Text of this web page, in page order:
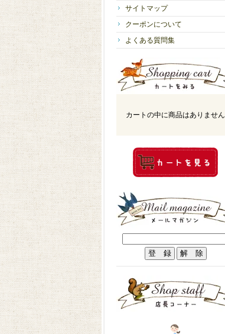
サイトマップ
クーポンについて
よくある質問集
カートの中に商品はありません